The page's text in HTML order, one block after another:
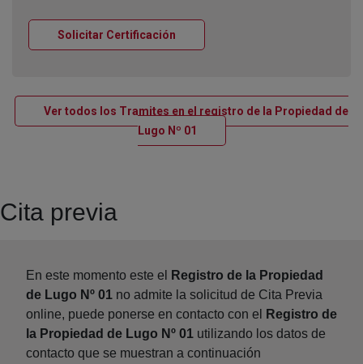
Solicitar Certificación
Ver todos los Tramites en el registro de la Propiedad de
Lugo Nº 01 Ventana nueva
Cita previa
En este momento este el
Registro de la Propiedad
de Lugo Nº 01 no admite la solicitud de Cita Previa
online, puede ponerse en contacto con el
Registro de
la Propiedad de Lugo Nº 01 utilizando los datos de
contacto que se muestran a continuación